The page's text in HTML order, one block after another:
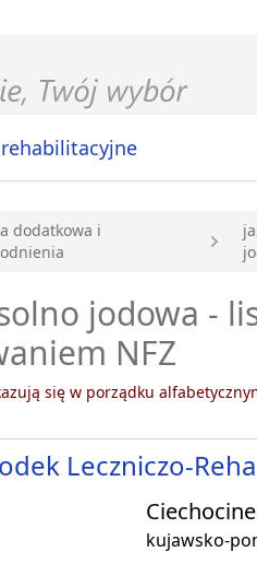
dodatkowa i
jodowa -
NFZ
się w porządku
Leczniczo-
kujawsko-